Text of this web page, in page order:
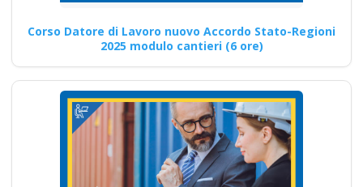
nuovo Accordo 2025
corsi accreditati apri
paprire un centro di
formazione ente
scuola bilaterale
associazione
Implementazione del D.lgs
Corso Datore di Lavoro nuovo Accordo Stato-Regioni
2025 modulo cantieri (6 ore)